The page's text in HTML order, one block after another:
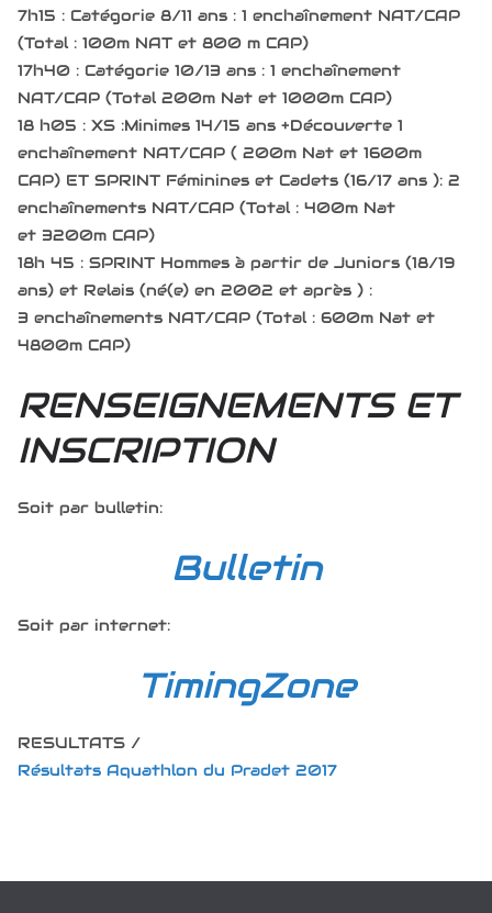
7h15 : Catégorie 8/11 ans : 1 enchaînement NAT/CAP
(Total : 100m NAT et 800 m CAP)
17h40 : Catégorie 10/13 ans : 1 enchaînement
NAT/CAP (Total 200m Nat et 1000m CAP)
18 h05 : XS :Minimes 14/15 ans +Découverte 1
enchaînement NAT/CAP ( 200m Nat et 1600m
CAP) ET SPRINT Féminines et Cadets (16/17 ans ): 2
enchaînements NAT/CAP (Total : 400m Nat
et 3200m CAP)
18h 45 : SPRINT Hommes à partir de Juniors (18/19
ans) et Relais (né(e) en 2002 et après ) :
3 enchaînements NAT/CAP (Total : 600m Nat et
4800m CAP)
RENSEIGNEMENTS ET
INSCRIPTION
Soit par bulletin:
Bulletin
Soit par internet:
TimingZone
RESULTATS /
Résultats Aquathlon du Pradet 2017